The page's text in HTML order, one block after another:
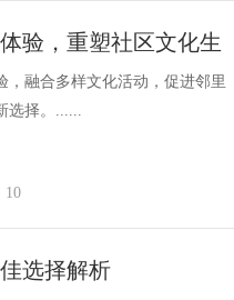
验，重塑社区文化生
融合多样文化活动，促进邻里
选择。......
10
选择解析